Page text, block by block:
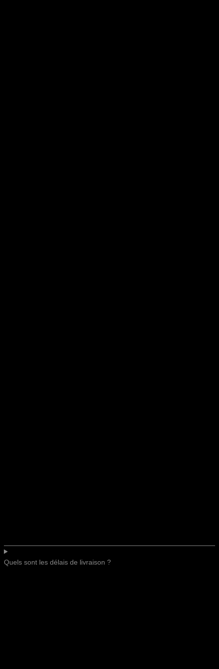
Quels sont les délais de livraison ?